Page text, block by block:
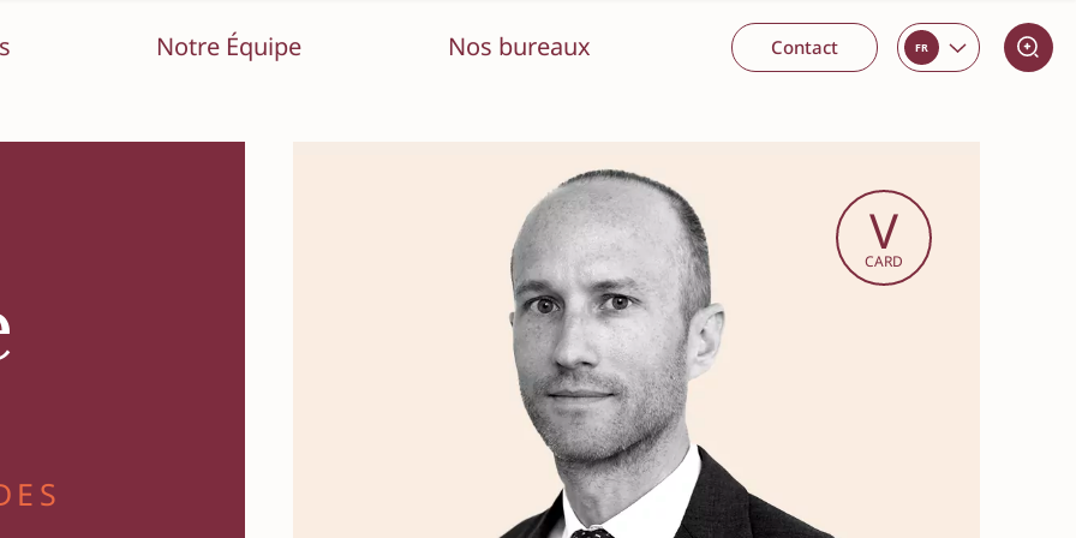
/ Droit Boursier
Résolution de litiges
Contentieux et Arbitrage
Médiation
Notre Équipe Nos bureaux Contact FR
V
CARD